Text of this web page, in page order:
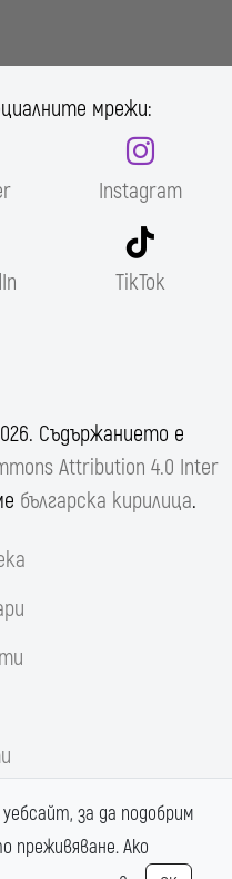
мрежи:
Instagram
TikTok
Съдържанието е
Attribution 4.0 Inter
българска кирилица.
Хемус
за да подобрим
преживяване. Ако